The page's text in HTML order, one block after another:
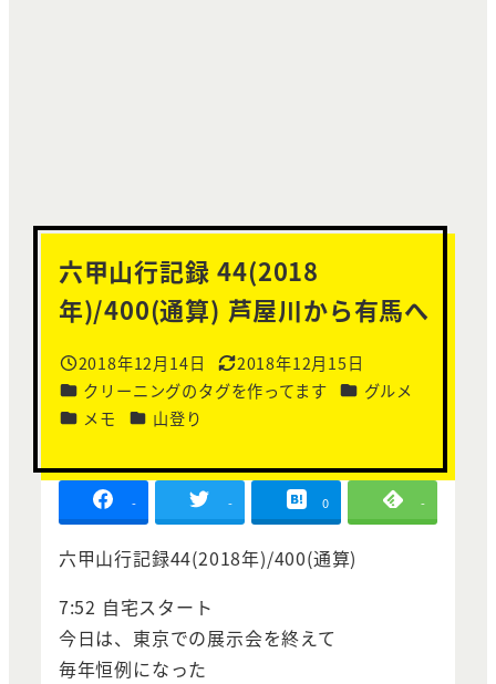
六甲山行記録 44(2018
年)/400(通算) 芦屋川から有馬へ
投稿日
2018年12月14日
更新日
2018年12月15日
カテゴリー
クリーニングのタグを作ってます カテゴリー
グルメ
カテゴリー
メモ カテゴリー
山登り
- - 0 -
六甲山行記録44(2018年)/400(通算)
7:52 自宅スタート
今日は、東京での展示会を終えて
毎年恒例になった